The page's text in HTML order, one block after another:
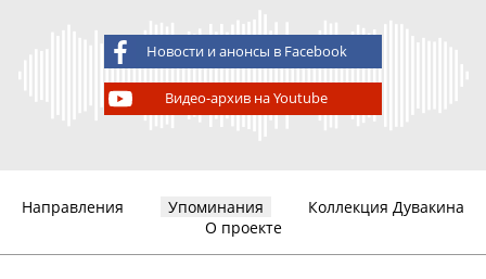
Новости и анонсы в Facebook
Видео-архив на Youtube
Направления Упоминания
Коллекция Дувакина
О проекте